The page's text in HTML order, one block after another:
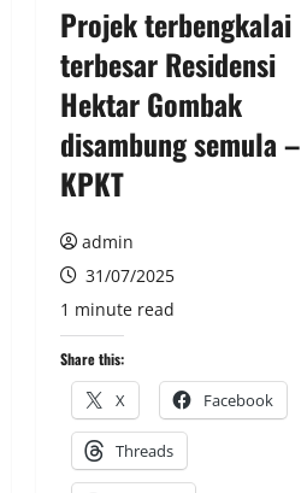
Projek terbengkalai
terbesar Residensi
Hektar Gombak
disambung semula –
KPKT
admin
31/07/2025
1 minute read
Share this:
X Facebook
Threads